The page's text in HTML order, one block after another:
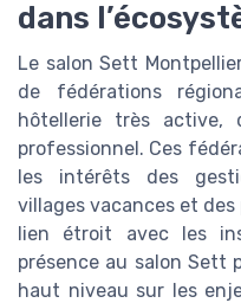
dans
Le salon Sett
de fédérations
hôtellerie très active,
professionnel. Ces
les intérêts des
villages vacances et
lien étroit avec les
présence au salon Sett
haut niveau sur les